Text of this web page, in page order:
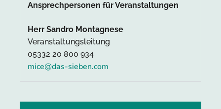
Ansprechpersonen für Veranstaltungen
Herr Sandro Montagnese
Veranstaltungsleitung
05332 20 800 934
mice@das-sieben.com